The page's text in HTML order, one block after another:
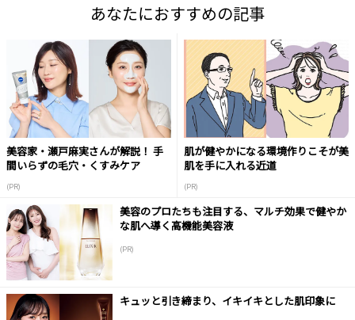
あなたにおすすめの記事
美容家・瀬戸麻実さんが解説！ 手
間いらずの毛穴・くすみケア
(PR)
肌が健やかになる環境作りこそが美
肌を手に入れる近道
(PR)
美容のプロたちも注目する、マルチ効果で健やか
な肌へ導く高機能美容液
(PR)
キュッと引き締まり、イキイキとした肌印象に